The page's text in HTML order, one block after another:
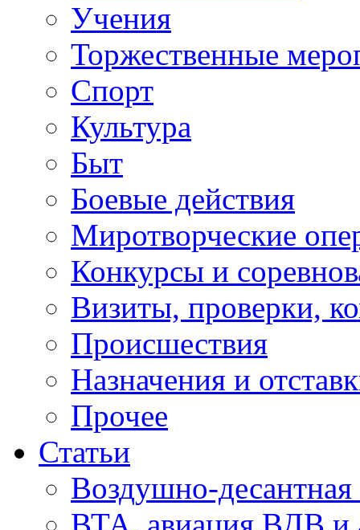
Учения
Торжественные
Спорт
Культура
Быт
Боевые действия
Миротворческие
Конкурсы и
Визиты, проверки,
Происшествия
Назначения и
Прочее
Статьи
Воздушно-десантная